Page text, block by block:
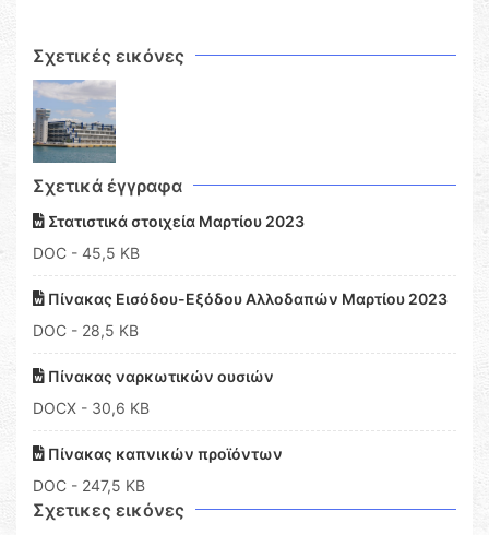
Σχετικές εικόνες
Σχετικά έγγραφα
Στατιστικά στοιχεία Μαρτίου 2023
DOC - 45,5 KB
Πίνακας Εισόδου-Εξόδου Αλλοδαπών Μαρτίου 2023
DOC - 28,5 KB
Πίνακας ναρκωτικών ουσιών
DOCX - 30,6 KB
Πίνακας καπνικών προϊόντων
DOC - 247,5 KB
Σχετικες εικόνες